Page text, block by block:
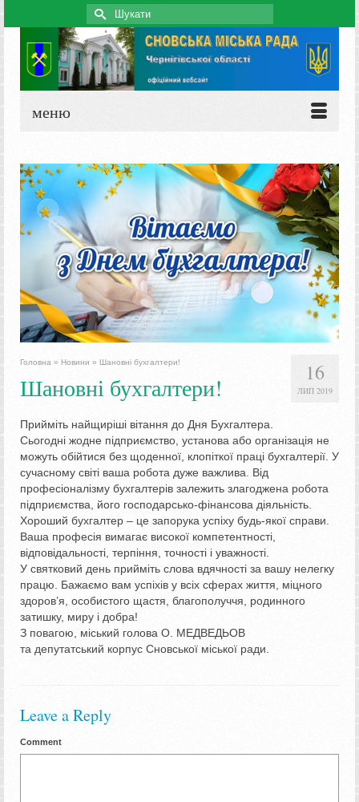
Search
for:
меню
16
ЛИП 2019
Головна » Новини » Шановні бухгалтери!
Шановні бухгалтери!
Прийміть найщиріші вітання до Дня Бухгалтера.
Сьогодні жодне підприємство, установа або організація не
можуть обійтися без щоденної, клопіткої праці бухгалтерії. У
сучасному світі ваша робота дуже важлива. Від
професіоналізму бухгалтерів залежить злагоджена робота
підприємства, його господарсько-фінансова діяльність.
Хороший бухгалтер – це запорука успіху будь-якої справи.
Ваша професія вимагає високої компетентності,
відповідальності, терпіння, точності і уважності.
У святковий день прийміть слова вдячності за вашу нелегку
працю. Бажаємо вам успіхів у всіх сферах життя, міцного
здоров’я, особистого щастя, благополуччя, родинного
затишку, миру і добра!
З повагою, міський голова О. МЕДВЕДЬОВ
та депутатський корпус Сновської міської ради.
Leave a Reply
Comment